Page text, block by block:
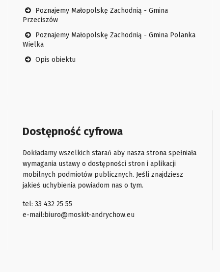
Poznajemy Małopolskę Zachodnią - Gmina
Przeciszów
Poznajemy Małopolskę Zachodnią - Gmina Polanka
Wielka
Opis obiektu
Dostępność cyfrowa
Dokładamy wszelkich starań aby nasza strona spełniała
wymagania ustawy o dostępności stron i aplikacji
mobilnych podmiotów publicznych. Jeśli znajdziesz
jakieś uchybienia powiadom nas o tym.
tel: 33 432 25 55
e-mail: biuro@moskit-andrychow.eu